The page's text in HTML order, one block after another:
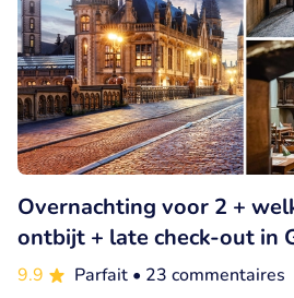
Overnachting voor 2 +
ontbijt + late check-out in
9.9 Parfait • 23 commentaires